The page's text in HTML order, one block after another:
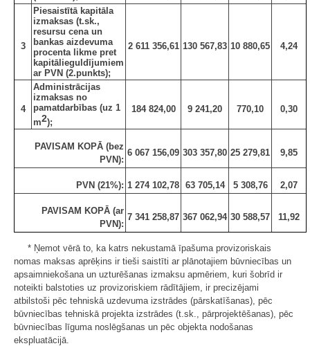
3
Piesaistītā kapitāla
izmaksas (t.sk.,
resursu cena un
bankas aizdevuma
procenta likme pret
kapitālieguldījumiem
ar PVN (2.punkts);
2 611 356,61 130 567,83 10 880,65 4,24
4
Administrācijas
izmaksas no
pamatdarbības (uz 1
m2);
184 824,00 9 241,20 770,10 0,30
PAVISAM KOPĀ (bez
PVN):
6 067 156,09 303 357,80 25 279,81 9,85
PVN (21%): 1 274 102,78 63 705,14 5 308,76 2,07
PAVISAM KOPĀ (ar
PVN):
7 341 258,87 367 062,94 30 588,57 11,92
* Ņemot vērā to, ka katrs nekustamā īpašuma provizoriskais
nomas maksas aprēķins ir tieši saistīti ar plānotajiem būvniecības un
apsaimniekošana un uzturēšanas izmaksu apmēriem, kuri šobrīd ir
noteikti balstoties uz provizoriskiem rādītājiem, ir precizējami
atbilstoši pēc tehniskā uzdevuma izstrādes (pārskatīšanas), pēc
būvniecības tehniskā projekta izstrādes (t.sk., pārprojektēšanas), pēc
būvniecības līguma noslēgšanas un pēc objekta nodošanas
ekspluatācijā.